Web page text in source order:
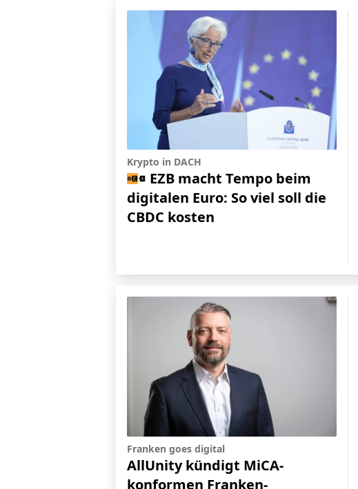
Krypto in DACH
EZB macht Tempo beim
digitalen Euro: So viel soll die
CBDC kosten
Franken goes digital
AllUnity kündigt MiCA-
konformen Franken-